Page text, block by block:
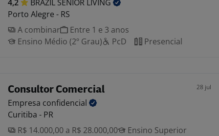
4,2 BRAZIL SENIOR LIVING
Porto Alegre - RS
A combinar
Entre 1 e 3 anos
Ensino Médio (2º Grau)
PcD Presencial
Consultor Comercial 28 jul
Empresa confidencial
Curitiba - PR
R$ 14.000,00 a R$ 28.000,00
Ensino Superior